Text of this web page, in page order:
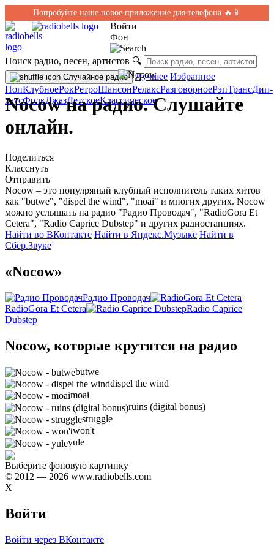
Попробуйте наше новое приложение для телефона 🔥📱
Войти
Фон
Поиск радио, песен, артистов 🔍
Случайное радио Лучшее Избранное
ПопКлубноеРокРетроШансонРелаксРазговорноеРэпТрансДип-
хаусФолкДжазДетскоеКлассическое
Nocow на радио. Слушайте
онлайн.
Поделиться
Класснуть
Отправить
Nocow – это популряный клубный исполнитель таких хитов
как "butwe", "dispel the wind", "moai" и многих других. Nocow
можно услышать на радио "Радио Проводач", "RadioGora Et
Cetera", "Radio Caprice Dubstep" и других радиостанциях.
Найти во ВКонтакте Найти в Яндекс.Музыке Найти в
Сбер.Звуке
«Nocow»
Радио Проводач
RadioGora Et Cetera
Radio Caprice
Dubstep
Nocow, которые крутятся на радио
butwe
dispel the wind
moai
ruins (digital bonus)
struggle
won't
yule
Выберите фоновую картинку
© 2012 — 2026 www.radiobells.com
X
Войти
Войти через ВКонтакте